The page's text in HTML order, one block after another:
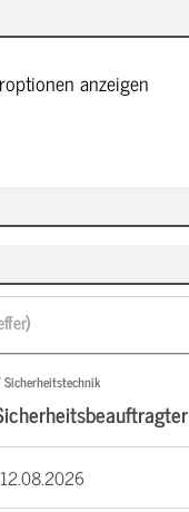
anzeigen
12.08.2026